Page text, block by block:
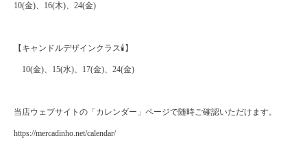
10(金)、16(木)、24(金)
【キャンドルデザインクラス🕯】
10(金)、15(水)、17(金)、24(金)
当店ウェブサイトの「カレンダー」ページで随時ご確認いただけます。
https://mercadinho.net/calendar/